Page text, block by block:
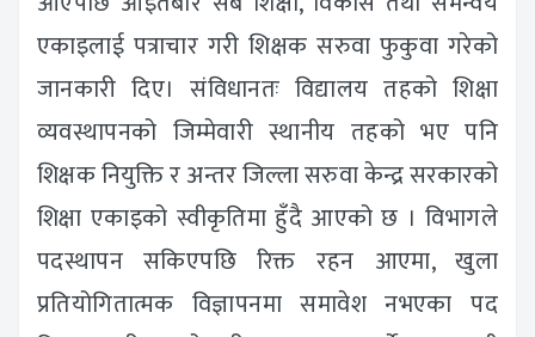
एकाइलाई पत्राचार गरी शिक्षक सरुवा फुकुवा गरेको
जानकारी दिए। संविधानतः विद्यालय तहको शिक्षा
व्यवस्थापनको जिम्मेवारी स्थानीय तहको भए पनि
शिक्षक नियुक्ति र अन्तर जिल्ला सरुवा केन्द्र सरकारको
शिक्षा एकाइको स्वीकृतिमा हुँदै आएको छ । विभागले
पदस्थापन सकिएपछि रिक्त रहन आएमा, खुला
प्रतियोगितात्मक विज्ञापनमा समावेश नभएका पद